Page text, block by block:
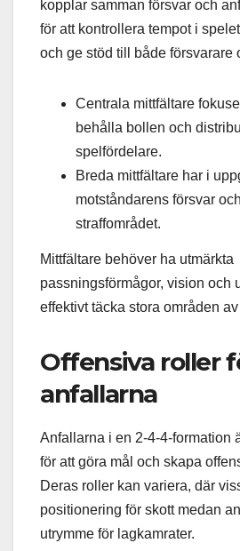
kopplar samman försvar och
för att kontrollera tempot i
och ge stöd till både försvarare
Centrala mittfältare
behålla bollen och
spelfördelare.
Breda mittfältare har i
motståndarens försvar
straffområdet.
Mittfältare behöver ha utmärkta
passningsförmågor, vision och
effektivt täcka stora områden
Offensiva roller
anfallarna
Anfallarna i en 2-4-4-formation
för att göra mål och skapa
Deras roller kan variera, där
positionering för skott medan
utrymme för lagkamrater.